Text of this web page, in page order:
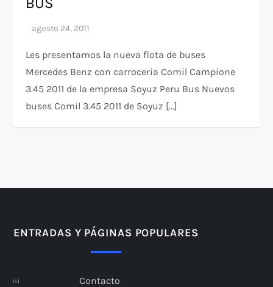
Les presentamos la nueva flota de buses
Mercedes Benz con carroceria Comil Campione
3.45 2011 de la empresa Soyuz Peru Bus Nuevos
buses Comil 3.45 2011 de Soyuz […]
ENTRADAS Y PÁGINAS POPULARES
Contacto